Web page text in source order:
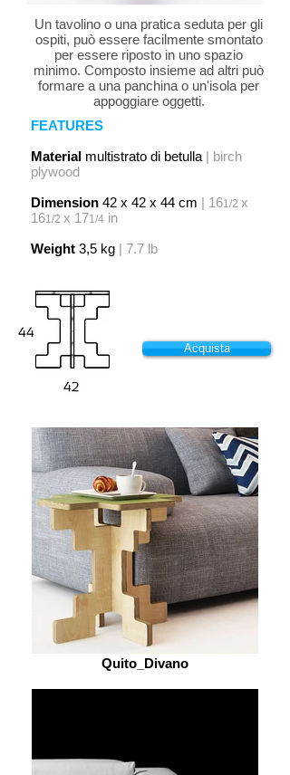
Un tavolino o una pratica seduta per gli
ospiti, può essere facilmente smontato
per essere riposto in uno spazio
minimo. Composto insieme ad altri può
formare a una panchina o un'isola per
appoggiare oggetti.
Acquista
FEATURES
Material multistrato di betulla | birch
plywood
Dimension 42 x 42 x 44 cm | 161/2 x
161/2 x 171/4 in
Weight 3,5 kg | 7.7 lb
Quito_Divano